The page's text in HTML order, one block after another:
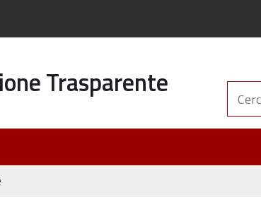
Trasparente